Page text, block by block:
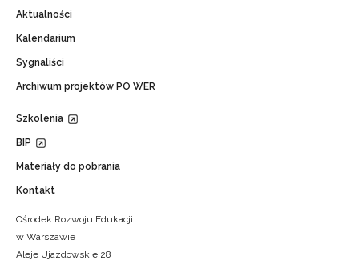
Aktualności
Kalendarium
Sygnaliści
Archiwum projektów PO WER
Szkolenia
BIP
Materiały do pobrania
Kontakt
Ośrodek Rozwoju Edukacji
w Warszawie
Aleje Ujazdowskie 28